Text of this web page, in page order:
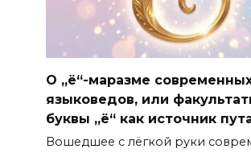
О „ё“-маразме
языковедов, или
буквы „ё“ как источник
Вошедшее с лёгкой руки